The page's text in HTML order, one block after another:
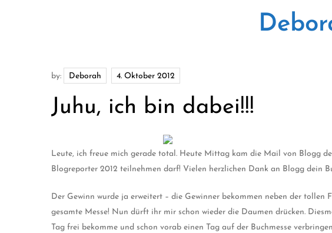
by: Deborah
Juhu, ich bin dabei!!!
Leute, ich freue mich gerade total. Heute Mittag kam die Mail von Blogg
Blogreporter 2012 teilnehmen darf! Vielen herzlichen Dank an Blogg dein
Der Gewinn wurde ja erweitert – die Gewinner bekommen neben der tollen
gesamte Messe! Nun dürft ihr mir schon wieder die Daumen drücken.
Tag frei bekomme und schon vorab einen Tag auf der Buchmesse